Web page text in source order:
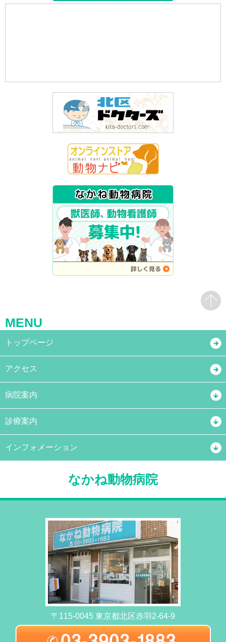
MENU
トップページ
アクセス
病院案内
診療案内
インフォメーション
なかね動物病院
〒115-0045 東京都北区赤羽2-64-9